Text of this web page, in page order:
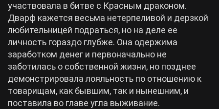
участвовала в битве с Красным драконом.
Дварф кажется весьма нетерпеливой и дерзкой
любительницей подраться, но на деле ее
личность гораздо глубже. Она одержима
заработком денег и первоначально не
заботилась о собственной жизни, но позднее
демонстрировала лояльность по отношению к
товарищам, как бывшим, так и нынешним, и
поставила во главе угла выживание.